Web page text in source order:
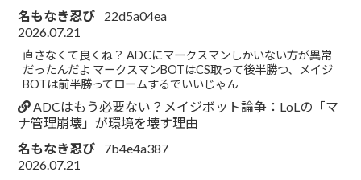
名もなき忍び
22d5a04ea
2026.07.21
直さなくて良くね？ ADCにマークスマンしかいない方が異常
だったんだよ マークスマンBOTはCS取って後半勝つ、メイジ
BOTは前半勝ってロームするでいいじゃん
ADCはもう必要ない？メイジボット論争：LoLの「マ
ナ管理崩壊」が環境を壊す理由
名もなき忍び
7b4e4a387
2026.07.21